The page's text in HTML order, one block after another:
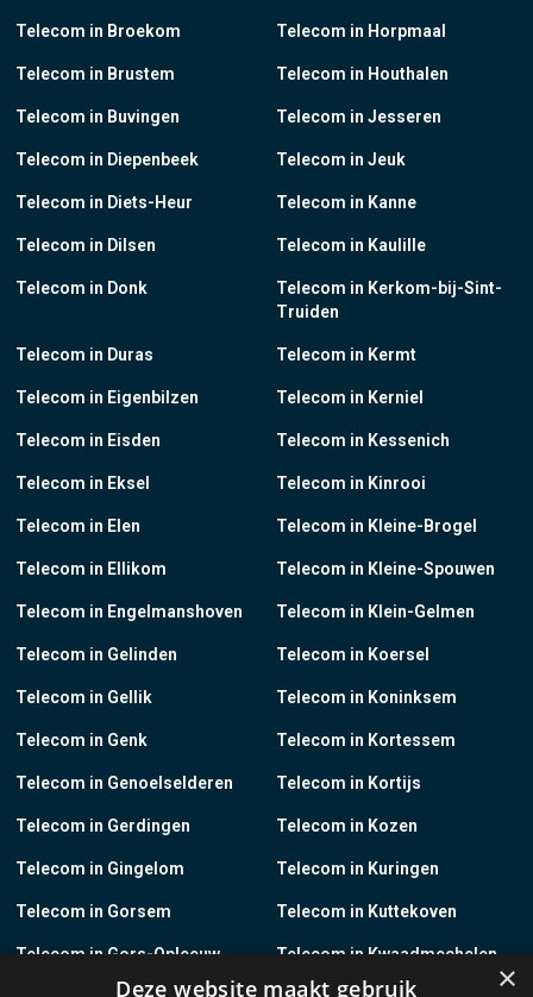
Telecom in Broekom
Telecom in Brustem
Telecom in Buvingen
Telecom in Diepenbeek
Telecom in Diets-Heur
Telecom in Dilsen
Telecom in Donk
Telecom in Duras
Telecom in Eigenbilzen
Telecom in Eisden
Telecom in Eksel
Telecom in Elen
Telecom in Ellikom
Telecom in Engelmanshoven
Telecom in Gelinden
Telecom in Gellik
Telecom in Genk
Telecom in Genoelselderen
Telecom in Gerdingen
Telecom in Gingelom
Telecom in Gorsem
Telecom in Gors-Opleeuw
Telecom in Horpmaal
Telecom in Houthalen
Telecom in Jesseren
Telecom in Jeuk
Telecom in Kanne
Telecom in Kaulille
Telecom in Kerkom-bij-Sint-
Truiden
Telecom in Kermt
Telecom in Kerniel
Telecom in Kessenich
Telecom in Kinrooi
Telecom in Kleine-Brogel
Telecom in Kleine-Spouwen
Telecom in Klein-Gelmen
Telecom in Koersel
Telecom in Koninksem
Telecom in Kortessem
Telecom in Kortijs
Telecom in Kozen
Telecom in Kuringen
Telecom in Kuttekoven
Telecom in Kwaadmechelen
×
Deze website maakt gebruik